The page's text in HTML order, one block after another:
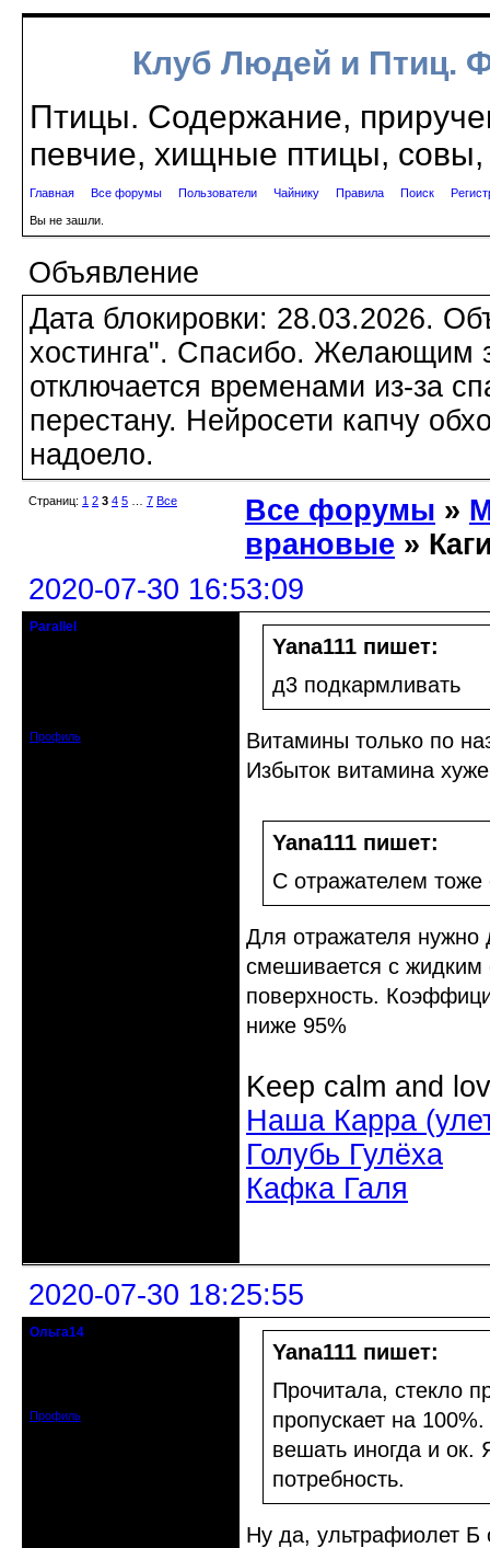
Клуб Людей и Птиц.
Птицы. Содержание,
певчие, хищные птицы, совы,
Главная Все форумы Пользователи Чайнику Правила Поиск
Вы не зашли.
Объявление
Дата блокировки: 28.03.2026.
хостинга". Спасибо. Желающим
отключается временами из-за
перестану. Нейросети капчу
надоело.
Страниц: 1 2 3 4 5 7 Все Все форумы »
врановые »
2020-07-30 16:53:09
Parallel
Профиль
Yana111 пишет:
д3 подкармливать
Витамины только по
Избыток витамина
Yana111 пишет:
С отражателем тоже
Для отражателя нужно
смешивается с жидким
поверхность.
ниже 95%
Keep calm and
Наша Карра
Голубь Гулёха
Кафка Галя
2020-07-30 18:25:55
Ольга14
Профиль
Yana111 пишет:
Прочитала, стекло
пропускает на
вешать иногда и
потребность.
Ну да, ультрафиолет Б